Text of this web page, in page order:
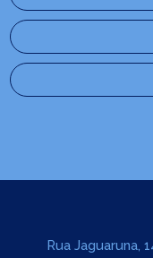
Rua Jaguaruna,